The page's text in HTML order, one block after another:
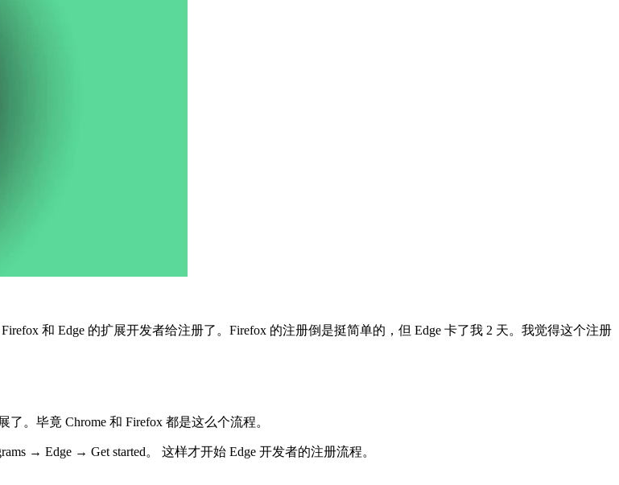
和 Edge 的扩展开发者给注册了。Firefox 的注册倒是挺简单的，但 Edge 卡了我 2 天。我觉得这个注册
。毕竟 Chrome 和 Firefox 都是这么个流程。
→ Edge → Get started。 这样才开始 Edge 开发者的注册流程。